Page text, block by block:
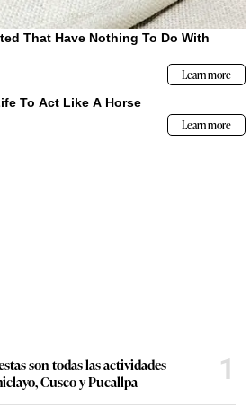
son todas las actividades
Cusco y Pucallpa
1